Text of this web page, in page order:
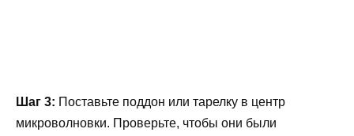
Шаг 3: Поставьте поддон или тарелку в центр
микроволновки. Проверьте, чтобы они были